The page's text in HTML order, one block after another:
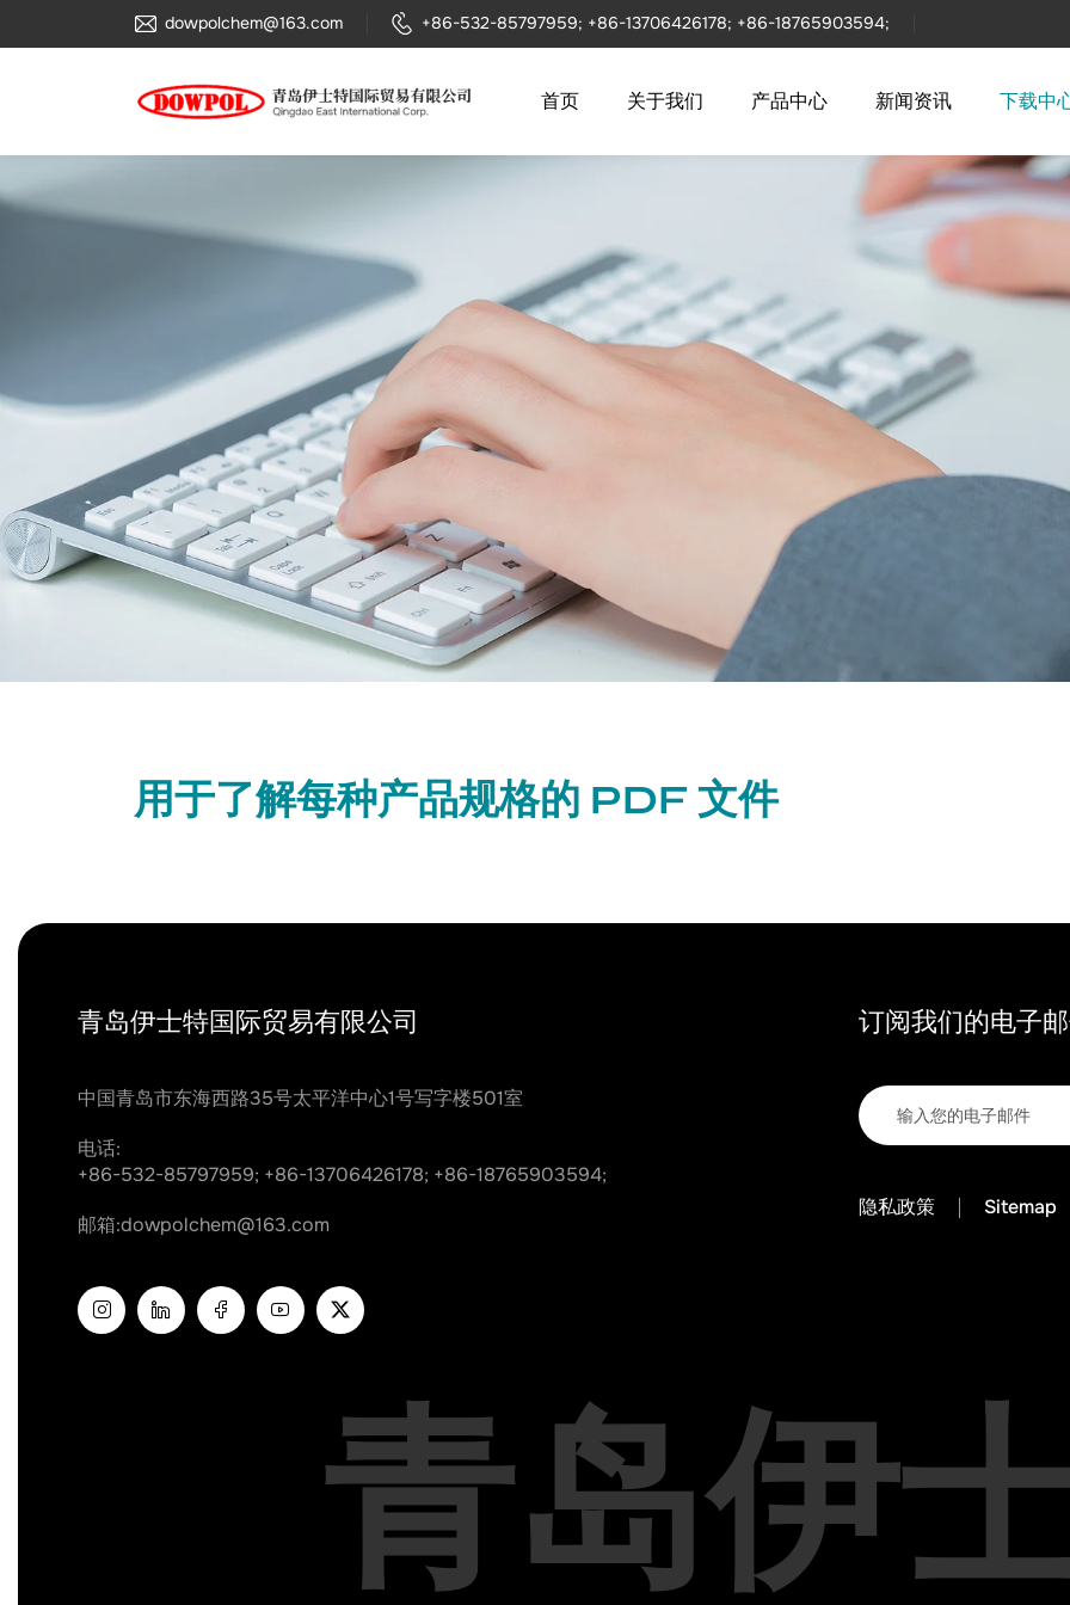
岛
士
特
有
公
司
dowpolchem@163.com +86-532-85797959; +86-13706426178; +86-18765903594;
首页 关于我们 产品中心 新闻资讯 下载中
用于了解每种产品规格的 PDF 文件
青岛伊士特国际贸易有限公司
中国青岛市东海西路35号太平洋中心1号写字楼501室
电话:
+86-532-85797959; +86-13706426178; +86-18765903594;
邮箱:dowpolchem@163.com
订阅我们的电子
隐私政策 Sitemap
青岛伊